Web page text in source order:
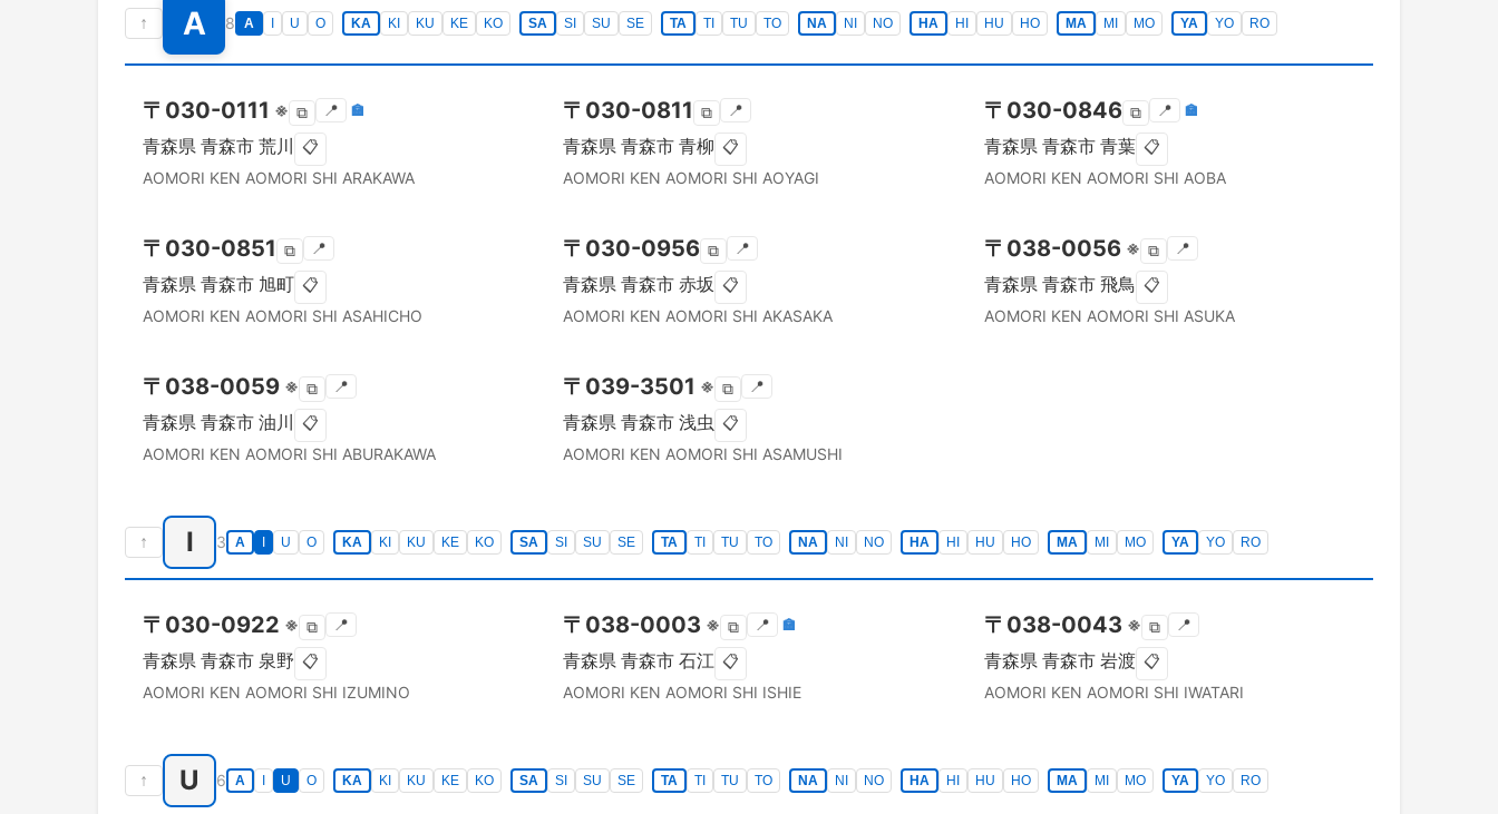
↑ A 8 A U O KA KI KU KE KO SA SI SU SE TA TI TU TO NA NI NO HA HI HU HO MA MI MO YA YO RO
〒 030-0111 ※ ⧉ 📍 🏣
青森県 青森市 荒川 📋
AOMORI KEN AOMORI SHI ARAKAWA
〒 030-0811 ⧉ 📍
青森県 青森市 青柳 📋
AOMORI KEN AOMORI SHI AOYAGI
〒 030-0846 ⧉ 📍 🏣
青森県 青森市 青葉 📋
AOMORI KEN AOMORI SHI AOBA
〒 030-0851 ⧉ 📍
青森県 青森市 旭町 📋
AOMORI KEN AOMORI SHI ASAHICHO
〒 030-0956 ⧉ 📍
青森県 青森市 赤坂 📋
AOMORI KEN AOMORI SHI AKASAKA
〒 038-0056 ※ ⧉ 📍
青森県 青森市 飛鳥 📋
AOMORI KEN AOMORI SHI ASUKA
〒 038-0059 ※ ⧉ 📍
青森県 青森市 油川 📋
AOMORI KEN AOMORI SHI ABURAKAWA
〒 039-3501 ※ ⧉ 📍
青森県 青森市 浅虫 📋
AOMORI KEN AOMORI SHI ASAMUSHI
↑ I 3 A U O KA KI KU KE KO SA SI SU SE TA TI TU TO NA NI NO HA HI HU HO MA MI MO YA YO RO
〒 030-0922 ※ ⧉ 📍
青森県 青森市 泉野 📋
AOMORI KEN AOMORI SHI IZUMINO
〒 038-0003 ※ ⧉ 📍 🏣
青森県 青森市 石江 📋
AOMORI KEN AOMORI SHI ISHIE
〒 038-0043 ※ ⧉ 📍
青森県 青森市 岩渡 📋
AOMORI KEN AOMORI SHI IWATARI
↑ U 6 A U O KA KI KU KE KO SA SI SU SE TA TI TU TO NA NI NO HA HI HU HO MA MI MO YA YO RO